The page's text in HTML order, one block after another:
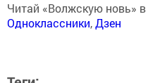
Читай «Волжскую новь» в
Одноклассники,Дзен